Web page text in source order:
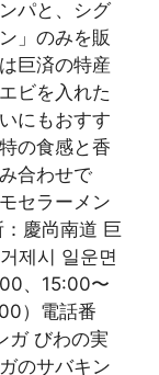
パと、シグ
」のみを販
巨済の特産
ビを入れた
にもおすす
の食感と香
合わせで
セラーメン
慶尚南道 巨
제시 일운면
、15:00〜
）電話番
びわの実
のサバキン